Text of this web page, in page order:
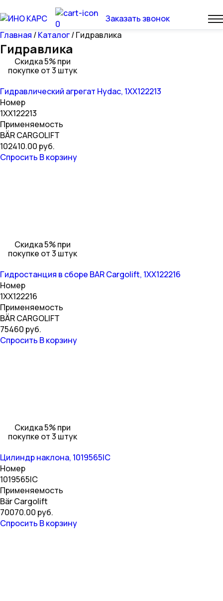
0
Заказать звонок
Главная /Каталог/ Гидравлика
Гидравлика
Скидка 5% при
покупке от 3 штук
Гидравлический агрегат Hydac, 1XX122213
Номер
1XX122213
Применяемость
BÄR CARGOLIFT
102410.00 руб.
Спросить В корзину
Скидка 5% при
покупке от 3 штук
Гидростанция в сборе BAR Cargolift, 1ХХ122216
Номер
1XX122216
Применяемость
BÄR CARGOLIFT
75460 руб.
Спросить В корзину
Скидка 5% при
покупке от 3 штук
Цилиндр наклона, 1019565IC
Номер
1019565IC
Применяемость
Bär Cargolift
70070.00 руб.
Спросить В корзину